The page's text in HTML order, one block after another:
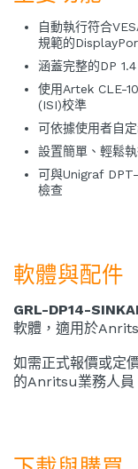
自動執行符合
規範的
涵蓋完整的DP
使用Artek CLE-
(ISI)校準
可依據使用者自
設置簡單、輕鬆
可與Unigraf
檢查
軟體與配件
GRL-DP14-
軟體，適用於
如需正式報價或定
的Anritsu業務人員